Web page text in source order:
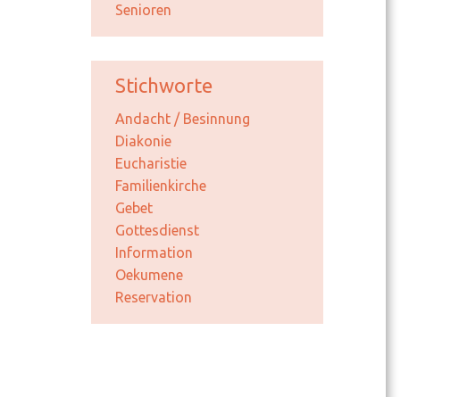
Senioren
Stichworte
Andacht / Besinnung
Diakonie
Eucharistie
Familienkirche
Gebet
Gottesdienst
Information
Oekumene
Reservation